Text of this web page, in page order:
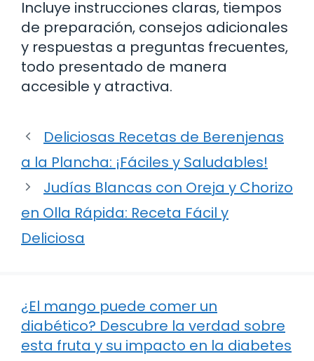
Incluye instrucciones claras, tiempos
de preparación, consejos adicionales
y respuestas a preguntas frecuentes,
todo presentado de manera
accesible y atractiva.
Deliciosas Recetas de Berenjenas
a la Plancha: ¡Fáciles y Saludables!
Judías Blancas con Oreja y Chorizo
en Olla Rápida: Receta Fácil y
Deliciosa
¿El mango puede comer un
diabético? Descubre la verdad sobre
esta fruta y su impacto en la diabetes